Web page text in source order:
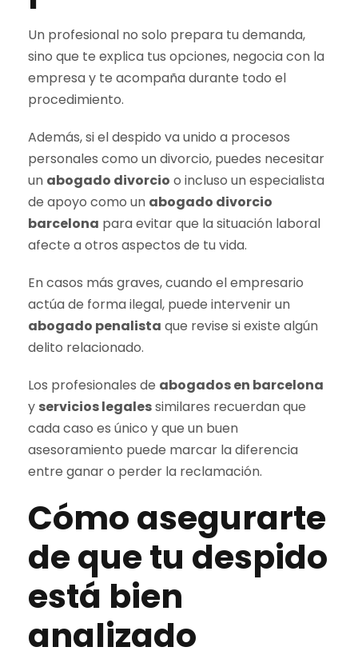
Un profesional no solo prepara tu demanda,
sino que te explica tus opciones, negocia con la
empresa y te acompaña durante todo el
procedimiento.
Además, si el despido va unido a procesos
personales como un divorcio, puedes necesitar
un abogado divorcio o incluso un especialista
de apoyo como un abogado divorcio
barcelona para evitar que la situación laboral
afecte a otros aspectos de tu vida.
En casos más graves, cuando el empresario
actúa de forma ilegal, puede intervenir un
abogado penalista que revise si existe algún
delito relacionado.
Los profesionales de abogados en barcelona
y servicios legalessimilares recuerdan que
cada caso es único y que un buen
asesoramiento puede marcar la diferencia
entre ganar o perder la reclamación.
Cómo asegurarte
de que tu despido
está bien
analizado